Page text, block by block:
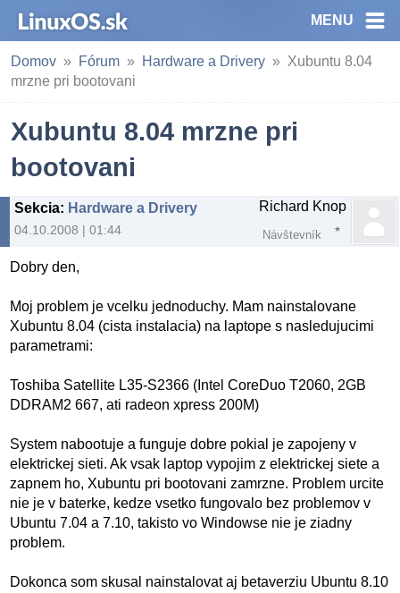
MENU
Domov Fórum Hardware a Drivery
Xubuntu 8.04
mrzne pri bootovani
Xubuntu 8.04 mrzne pri
bootovani
Sekcia: Hardware a Drivery
04.10.2008 | 01:44
Richard Knop
Návštevník
Dobry den,
Moj problem je vcelku jednoduchy. Mam nainstalovane
Xubuntu 8.04 (cista instalacia) na laptope s nasledujucimi
parametrami:
Toshiba Satellite L35-S2366 (Intel CoreDuo T2060, 2GB
DDRAM2 667, ati radeon xpress 200M)
System nabootuje a funguje dobre pokial je zapojeny v
elektrickej sieti. Ak vsak laptop vypojim z elektrickej siete a
zapnem ho, Xubuntu pri bootovani zamrzne. Problem urcite
nie je v baterke, kedze vsetko fungovalo bez problemov v
Ubuntu 7.04 a 7.10, takisto vo Windowse nie je ziadny
problem.
Dokonca som skusal nainstalovat aj betaverziu Ubuntu 8.10